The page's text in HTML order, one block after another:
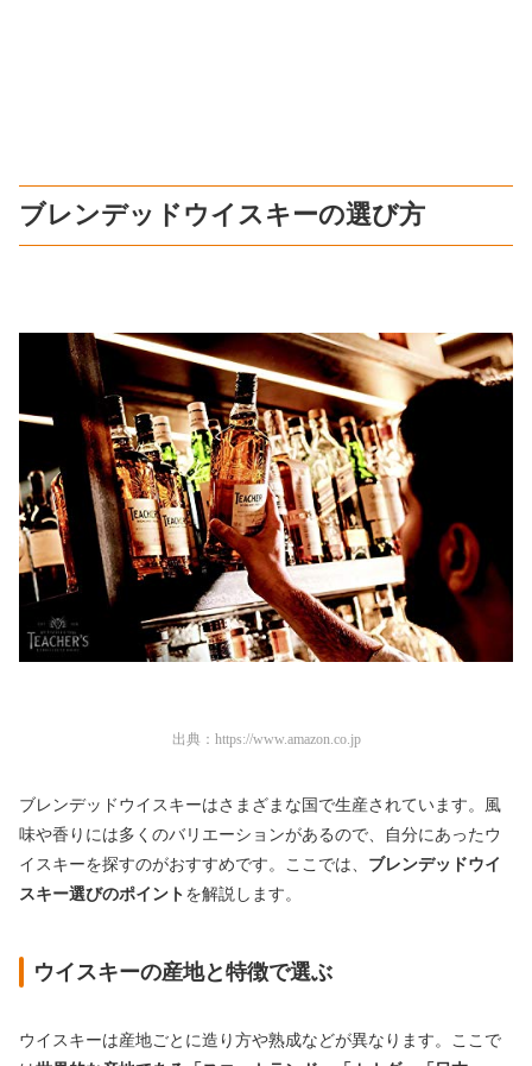
ブレンデッドウイスキーの選び方
出典： https://www.amazon.co.jp
ブレンデッドウイスキーはさまざまな国で生産されています。風
味や香りには多くのバリエーションがあるので、自分にあったウ
イスキーを探すのがおすすめです。ここでは、 ブレンデッドウイ
スキー選びのポイント を解説します。
ウイスキーの産地と特徴で選ぶ
ウイスキーは産地ごとに造り方や熟成などが異なります。ここで